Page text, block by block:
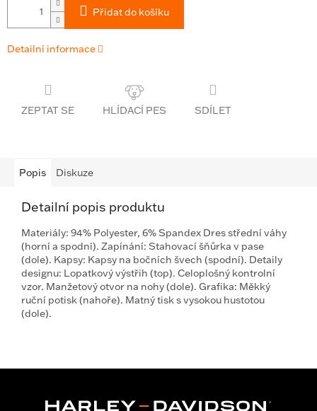
Přidat do košíku
Detailní informace
ZEPTAT SE SDÍLET
Popis Diskuze
Detailní popis produktu
Materiály: 94% Polyester, 6% Spandex Dres střední váhy
(horní a spodní). Zapínání: Stahovací šňůrka v pase
(dole). Kapsy: Kapsy na bočních švech (spodní). Detaily
designu: Lopatkový výstřih (top). Celoplošný kontrolní
vzor. Manžetový otvor na nohy (dole). Grafika: Měkký
ruční potisk (nahoře). Matný tisk s vysokou hustotou
(dole).